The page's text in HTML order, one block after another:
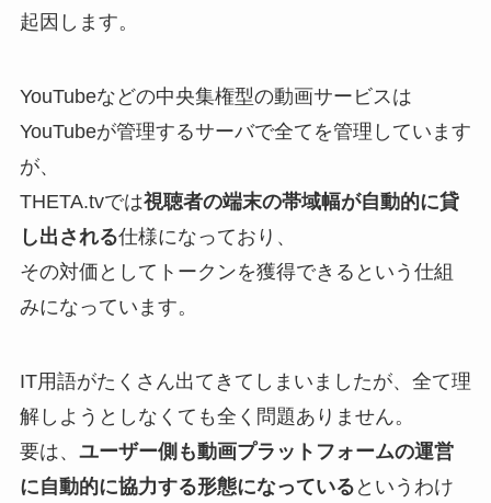
起因します。
YouTubeなどの中央集権型の動画サービスは
YouTubeが管理するサーバで全てを管理しています
が、
THETA.tvでは視聴者の端末の帯域幅が自動的に貸
し出される仕様になっており、
その対価としてトークンを獲得できるという仕組
みになっています。
IT用語がたくさん出てきてしまいましたが、全て理
解しようとしなくても全く問題ありません。
要は、 ユーザー側も動画プラットフォームの運営
に自動的に協力する形態になっている というわけ